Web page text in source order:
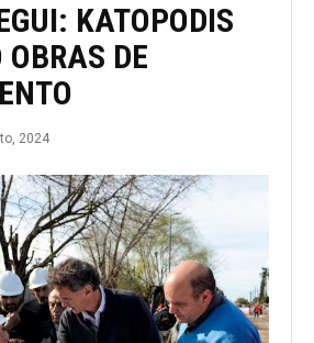
KATOPODIS
OBRAS DE
2024